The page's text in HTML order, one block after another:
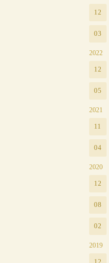
12
03
2022
12
05
2021
11
04
2020
12
08
02
2019